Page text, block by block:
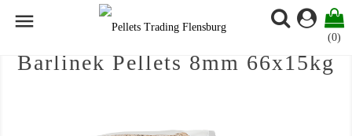

(0)
Barlinek Pellets 8mm 66x15kg